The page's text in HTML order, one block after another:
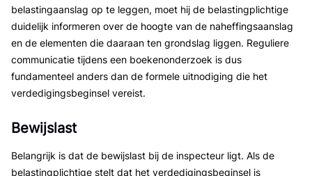
belastingaanslag op te leggen, moet hij de belastingplichtige
duidelijk informeren over de hoogte van de naheffingsaanslag
en de elementen die daaraan ten grondslag liggen. Reguliere
communicatie tijdens een boekenonderzoek is dus
fundamenteel anders dan de formele uitnodiging die het
verdedigingsbeginsel vereist.
Bewijslast
Belangrijk is dat de bewijslast bij de inspecteur ligt. Als de
belastingplichtige stelt dat het verdedigingsbeginsel is